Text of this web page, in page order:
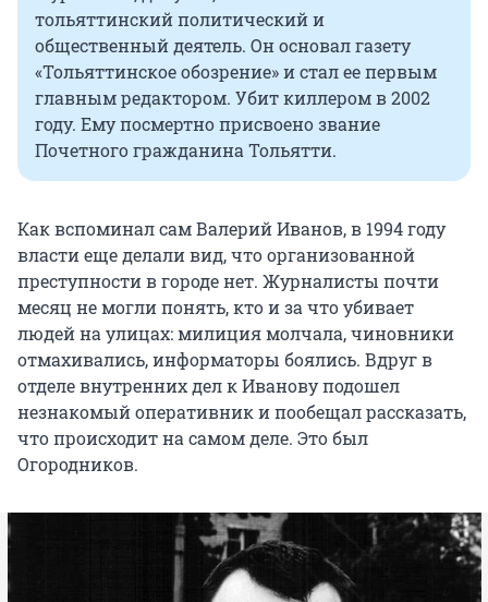
тольяттинский политический и
общественный деятель. Он основал газету
«Тольяттинское обозрение» и стал ее первым
главным редактором. Убит киллером в 2002
году. Ему посмертно присвоено звание
Почетного гражданина Тольятти.
Как вспоминал сам Валерий Иванов, в 1994 году
власти еще делали вид, что организованной
преступности в городе нет. Журналисты почти
месяц не могли понять, кто и за что убивает
людей на улицах: милиция молчала, чиновники
отмахивались, информаторы боялись. Вдруг в
отделе внутренних дел к Иванову подошел
незнакомый оперативник и пообещал рассказать,
что происходит на самом деле. Это был
Огородников.